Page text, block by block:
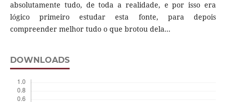
absolutamente tudo, de toda a realidade, e por isso era
lógico primeiro estudar esta fonte, para depois
compreender melhor tudo o que brotou dela...
DOWNLOADS